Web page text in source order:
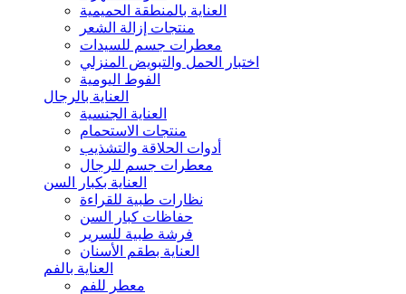
العناية بالمنطقة الحميمية
منتجات إزالة الشعر
معطرات جسم للسيدات
اختبار الحمل والتبويض المنزلي
الفوط اليومية
العناية بالرجال
العناية الجنسية
منتجات الاستحمام
أدوات الحلاقة والتشذيب
معطرات جسم للرجال
العناية بكبار السن
نظارات طبية للقراءة
حفاظات كبار السن
فرشة طبية للسرير
العناية بطقم الأسنان
العناية بالفم
معطر للفم